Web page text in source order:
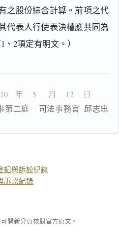
之股份綜合計算。前項之代
代表人行使表決權應共同為
、2項定有明文。）
年    5     月    12    日
民事第二庭    司法事務官  邱志忠
記與訴訟紀錄
訴訟紀錄
開新分頁核對官方原文。
製
複製給 AI
去換行複製
匯出 PDF
精美列印